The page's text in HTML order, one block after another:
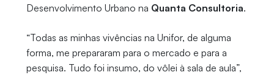
Desenvolvimento Urbano na Quanta Consultoria.
“Todas as minhas vivências na Unifor, de alguma
forma, me prepararam para o mercado e para a
pesquisa. Tudo foi insumo, do vôlei à sala de aula”,